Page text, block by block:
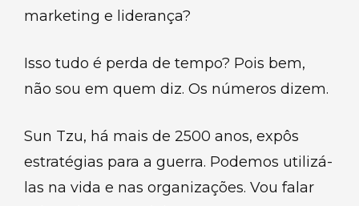
marketing e liderança?
Isso tudo é perda de tempo? Pois bem,
não sou em quem diz. Os números dizem.
Sun Tzu, há mais de 2500 anos, expôs
estratégias para a guerra. Podemos utilizá-
las na vida e nas organizações. Vou falar